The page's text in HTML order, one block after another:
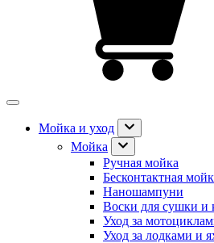
Мойка и уход
Мойка
Ручная мойка
Бесконтактная
Наношампуни
Воски для сушки и
Уход за
Уход за лодками и